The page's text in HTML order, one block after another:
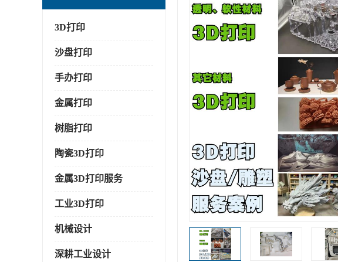
3D打印
沙盘打印
手办打印
金属打印
树脂打印
陶瓷3D打印
金属3D打印服务
工业3D打印
机械设计
深耕工业设计